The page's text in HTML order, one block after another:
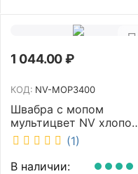
1 044.00₽
КОД: NV-MOP3400
Швабра с мопом
мультицвет NV хлопок
40 см NV-MOP3400
(1)
В наличии: